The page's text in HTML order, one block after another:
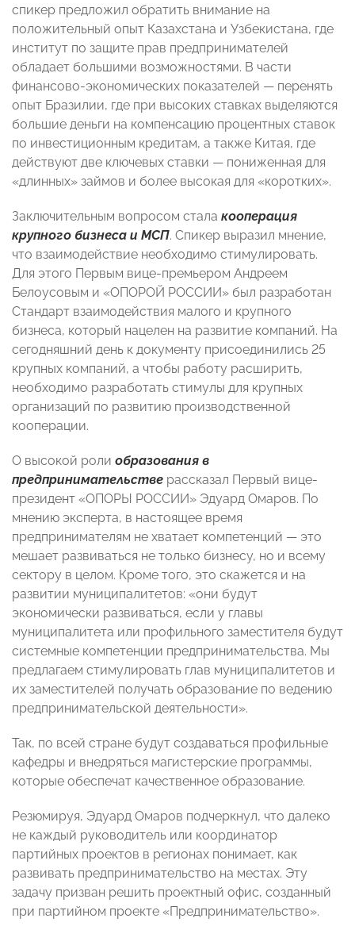
спикер предложил обратить внимание на
положительный опыт Казахстана и Узбекистана, где
институт по защите прав предпринимателей
обладает большими возможностями. В части
финансово-экономических показателей — перенять
опыт Бразилии, где при высоких ставках выделяются
большие деньги на компенсацию процентных ставок
по инвестиционным кредитам, а также Китая, где
действуют две ключевых ставки — пониженная для
«длинных» займов и более высокая для «коротких».
Заключительным вопросом стала кооперация
крупного бизнеса и МСП. Спикер выразил мнение,
что взаимодействие необходимо стимулировать.
Для этого Первым вице-премьером Андреем
Белоусовым и «ОПОРОЙ РОССИИ» был разработан
Стандарт взаимодействия малого и крупного
бизнеса, который нацелен на развитие компаний. На
сегодняшний день к документу присоединились 25
крупных компаний, а чтобы работу расширить,
необходимо разработать стимулы для крупных
организаций по развитию производственной
кооперации.
О высокой роли образования в
предпринимательстве рассказал Первый вице-
президент «ОПОРЫ РОССИИ» Эдуард Омаров. По
мнению эксперта, в настоящее время
предпринимателям не хватает компетенций — это
мешает развиваться не только бизнесу, но и всему
сектору в целом. Кроме того, это скажется и на
развитии муниципалитетов: «они будут
экономически развиваться, если у главы
муниципалитета или профильного заместителя будут
системные компетенции предпринимательства. Мы
предлагаем стимулировать глав муниципалитетов и
их заместителей получать образование по ведению
предпринимательской деятельности».
Так, по всей стране будут создаваться профильные
кафедры и внедряться магистерские программы,
которые обеспечат качественное образование.
Резюмируя, Эдуард Омаров подчеркнул, что далеко
не каждый руководитель или координатор
партийных проектов в регионах понимает, как
развивать предпринимательство на местах. Эту
задачу призван решить проектный офис, созданный
при партийном проекте «Предпринимательство».